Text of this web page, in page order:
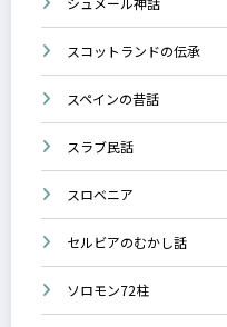
スコットランドの伝承
スペインの昔話
スラブ民話
スロベニア
セルビアのむかし話
ソロモン72柱